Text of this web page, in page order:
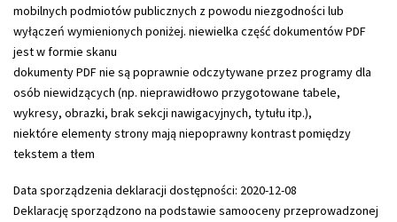
mobilnych podmiotów publicznych z powodu niezgodności lub
wyłączeń wymienionych poniżej. niewielka część dokumentów PDF
jest w formie skanu
dokumenty PDF nie są poprawnie odczytywane przez programy dla
osób niewidzących (np. nieprawidłowo przygotowane tabele,
wykresy, obrazki, brak sekcji nawigacyjnych, tytułu itp.),
niektóre elementy strony mają niepoprawny kontrast pomiędzy
tekstem a tłem
Data sporządzenia deklaracji dostępności: 2020-12-08
Deklarację sporządzono na podstawie samooceny przeprowadzonej